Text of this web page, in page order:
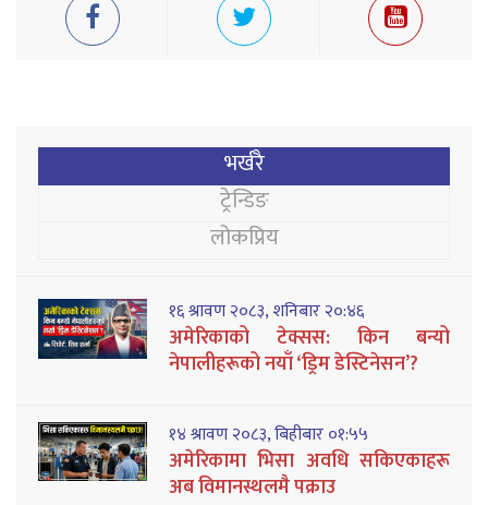
भर्खरै
ट्रेन्डिङ
लोकप्रिय
१६ श्रावण २०८३, शनिबार २०:४६
अमेरिकाको टेक्सस: किन बन्यो
नेपालीहरूको नयाँ ‘ड्रिम डेस्टिनेसन’?
१४ श्रावण २०८३, बिहीबार ०१:५५
अमेरिकामा भिसा अवधि सकिएकाहरू
अब विमानस्थलमै पक्राउ